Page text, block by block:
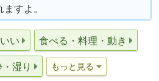
すよ。
い 食べる・料理・動き
湿り もっと見る